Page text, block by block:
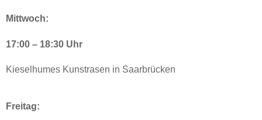
Mittwoch:
17:00 – 18:30 Uhr
Kieselhumes Kunstrasen in Saarbrücken
Freitag: